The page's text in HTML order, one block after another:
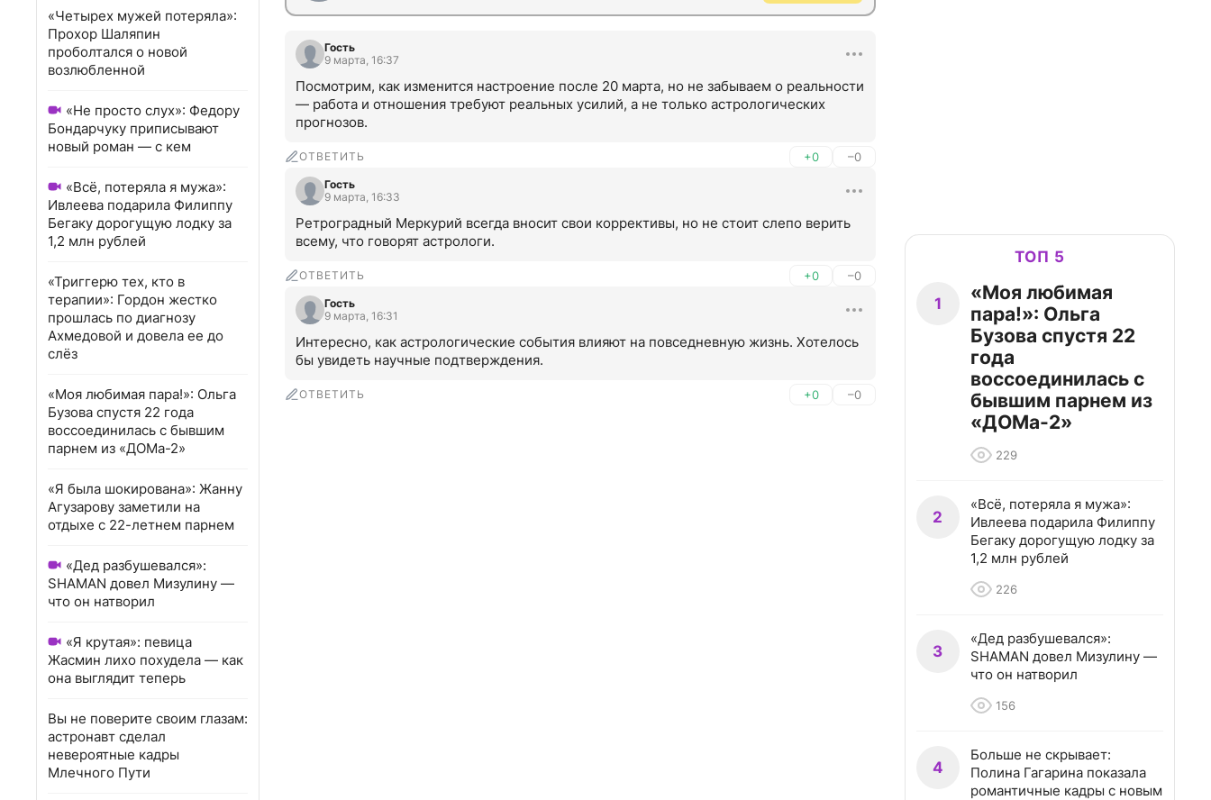
«Четырех мужей потеряла»:
Прохор Шаляпин
проболтался о новой
возлюбленной
«Не просто слух»: Федору
Бондарчуку приписывают
новый роман — с кем
«Всё, потеряла я мужа»:
Ивлеева подарила Филиппу
Бегаку дорогущую лодку за
1,2 млн рублей
«Триггерю тех, кто в
терапии»: Гордон жестко
прошлась по диагнозу
Ахмедовой и довела ее до
слёз
«Моя любимая пара!»: Ольга
Бузова спустя 22 года
воссоединилась с бывшим
парнем из «ДОМа-2»
«Я была шокирована»: Жанну
Агузарову заметили на
отдыхе с 22-летнем парнем
«Дед разбушевался»:
SHAMAN довел Мизулину —
что он натворил
«Я крутая»: певица
Жасмин лихо похудела — как
она выглядит теперь
Вы не поверите своим глазам:
астронавт сделал
невероятные кадры
Млечного Пути
Гость
9 марта, 16:37
Посмотрим, как изменится настроение после 20 марта, но не забываем о реальности
— работа и отношения требуют реальных усилий, а не только астрологических
прогнозов.
ОТВЕТИТЬ +0 –0
Гость
9 марта, 16:33
Ретроградный Меркурий всегда вносит свои коррективы, но не стоит слепо верить
всему, что говорят астрологи.
ОТВЕТИТЬ +0 –0
Гость
9 марта, 16:31
Интересно, как астрологические события влияют на повседневную жизнь. Хотелось
бы увидеть научные подтверждения.
ОТВЕТИТЬ +0 –0
ТОП 5
1
«Моя любимая
пара!»: Ольга
Бузова спустя 22
года
воссоединилась с
бывшим парнем из
«ДОМа-2»
229
2
«Всё, потеряла я мужа»:
Ивлеева подарила Филиппу
Бегаку дорогущую лодку за
1,2 млн рублей
226
3
«Дед разбушевался»:
SHAMAN довел Мизулину —
что он натворил
156
4
Больше не скрывает:
Полина Гагарина показала
романтичные кадры с новым